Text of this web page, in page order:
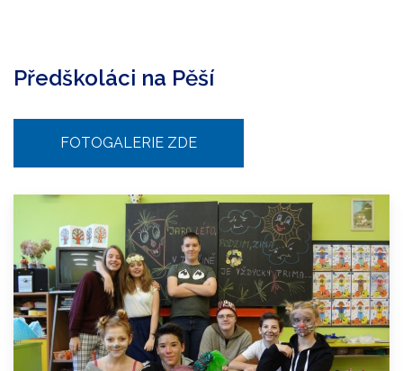
Předškoláci na Pěší
FOTOGALERIE ZDE